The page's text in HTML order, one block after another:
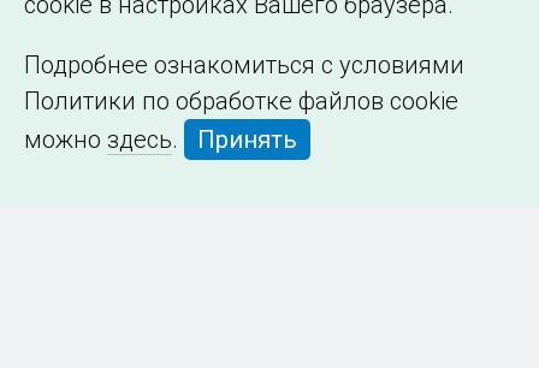
Подробнее ознакомиться с условиями
Политики по обработке файлов cookie
можно здесь. Принять